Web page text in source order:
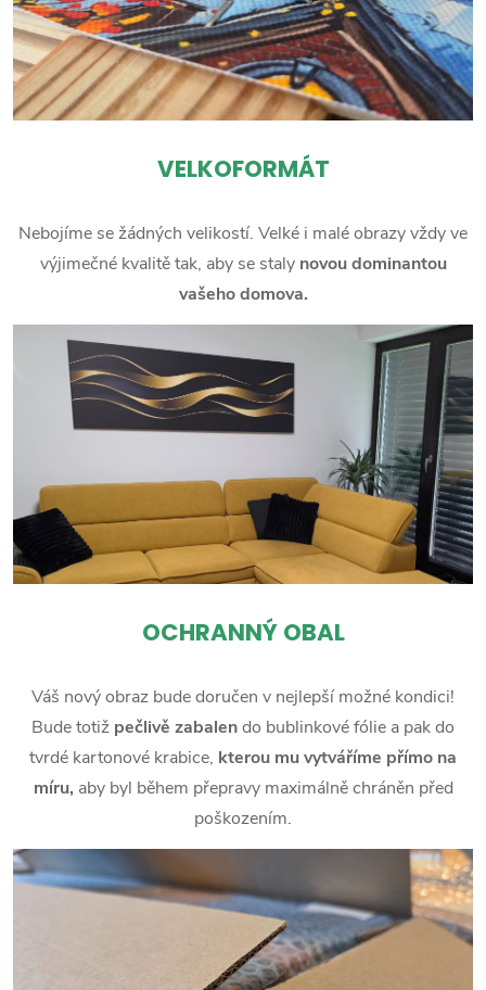
VELKOFORMÁT
Nebojíme se žádných velikostí. Velké i malé obrazy vždy ve
výjimečné kvalitě tak, aby se staly novou dominantou
vašeho domova.
OCHRANNÝ OBAL
Váš nový obraz bude doručen v nejlepší možné kondici!
Bude totiž pečlivě zabalendo bublinkové fólie a pak do
tvrdé kartonové krabice, kterou mu vytváříme přímo na
míru, aby byl během přepravy maximálně chráněn před
poškozením.